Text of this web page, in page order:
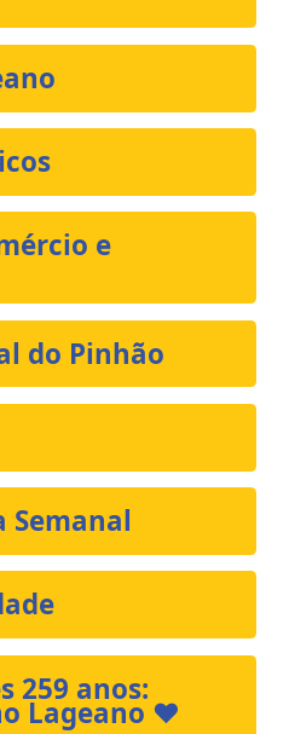
e
do Pinhão
Semanal
259 anos:
Lageano ❤️